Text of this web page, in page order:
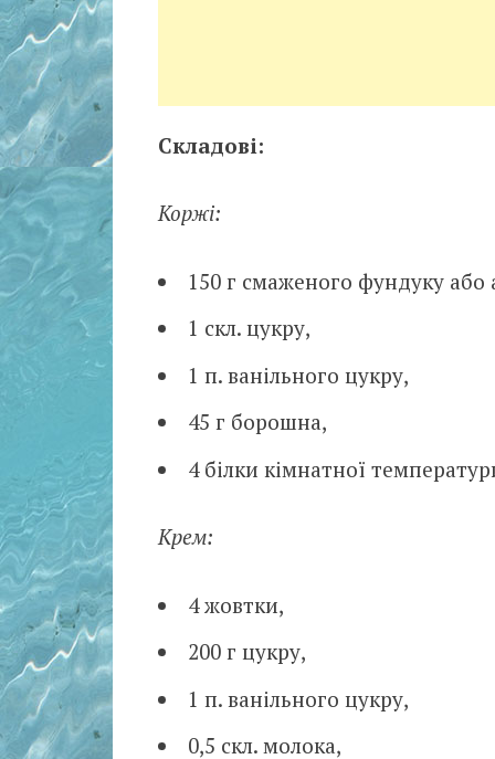
Складові:
Коржі:
150 г смаженого фундуку або
1 скл. цукру,
1 п. ванільного цукру,
45 г борошна,
4 білки кімнатної
Крем:
4 жовтки,
200 г цукру,
1 п. ванільного цукру,
0,5 скл. молока,